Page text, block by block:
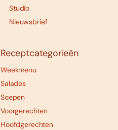
Studio
Nieuwsbrief
Receptcategorieën
Weekmenu
Salades
Soepen
Voorgerechten
Hoofdgerechten